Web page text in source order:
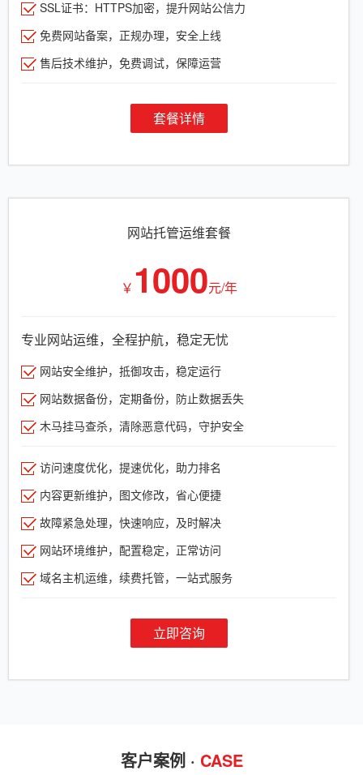
SSL证书：HTTPS加密，提升网站公信力
免费网站备案，正规办理，安全上线
售后技术维护，免费调试，保障运营
套餐详情
网站托管运维套餐
￥ 1000元/年
专业网站运维，全程护航，稳定无忧
网站安全维护，抵御攻击，稳定运行
网站数据备份，定期备份，防止数据丢失
木马挂马查杀，清除恶意代码，守护安全
访问速度优化，提速优化，助力排名
内容更新维护，图文修改，省心便捷
故障紧急处理，快速响应，及时解决
网站环境维护，配置稳定，正常访问
域名主机运维，续费托管，一站式服务
立即咨询
客户案例 · CASE